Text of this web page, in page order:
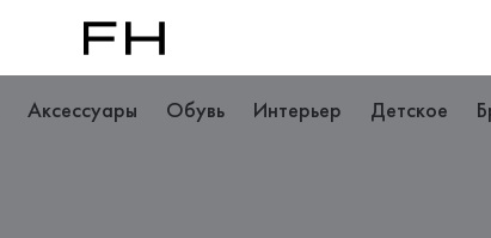
Аксессуары Обувь Интерьер Детское